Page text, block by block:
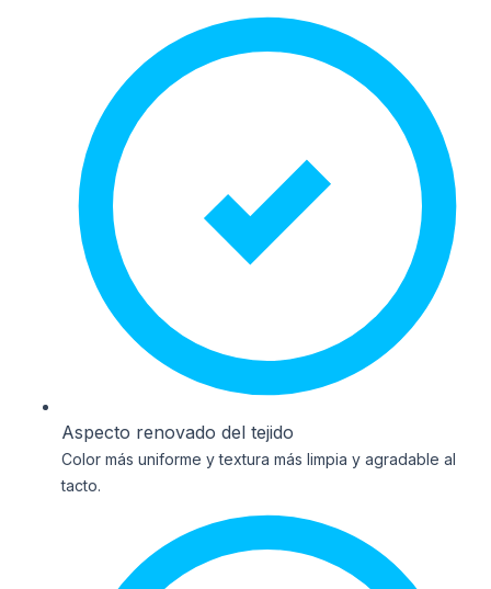
Aspecto renovado del tejido
Color más uniforme y textura más limpia y agradable al
tacto.